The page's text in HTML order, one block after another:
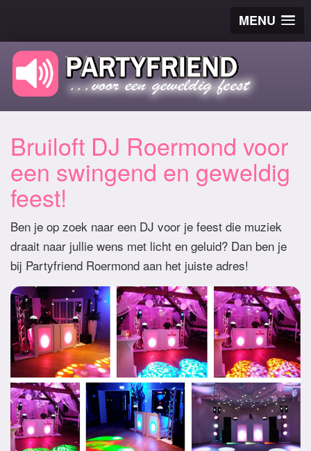
MENU
Bruiloft DJ Roermond voor
een swingend en geweldig
feest!
Ben je op zoek naar een DJ voor je feest die muziek
draait naar jullie wens met licht en geluid? Dan ben je
bij Partyfriend Roermond aan het juiste adres!